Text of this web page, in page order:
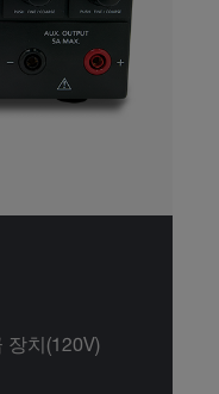
장치(120V)